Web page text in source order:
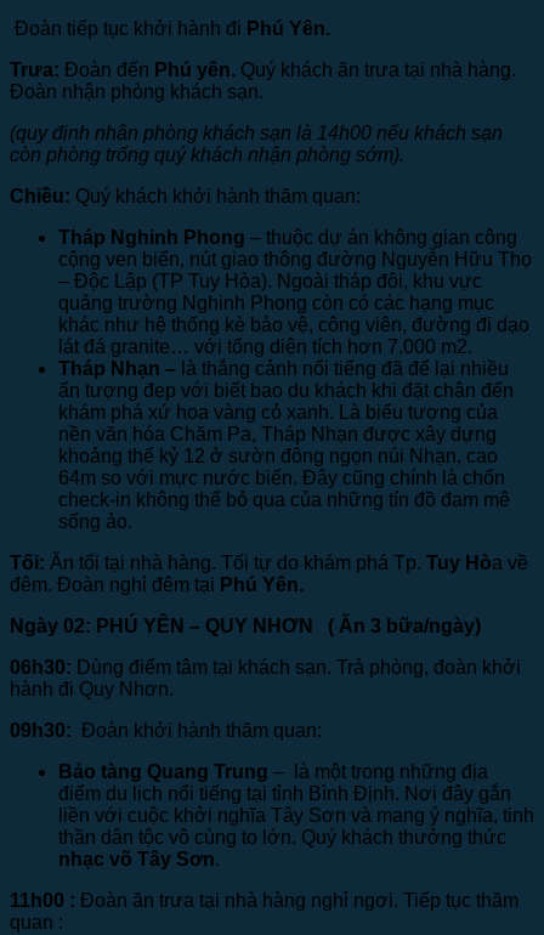
Đoàn tiếp tục khởi hành đi Phú Yên.
Trưa: Đoàn đến Phú yên. Quý khách ăn trưa tại nhà hàng.
Đoàn nhận phòng khách sạn.
(quy định nhận phòng khách sạn là 14h00 nếu khách sạn
còn phòng trống quý khách nhận phòng sớm).
Chiều: Quý khách khởi hành thăm quan:
Tháp Nghinh Phong – thuộc dự án không gian công
cộng ven biển, nút giao thông đường Nguyễn Hữu Thọ
– Độc Lập (TP Tuy Hòa). Ngoài tháp đôi, khu vực
quảng trường Nghinh Phong còn có các hạng mục
khác như hệ thống kè bảo vệ, công viên, đường đi dạo
lát đá granite… với tổng diện tích hơn 7.000 m2.
Tháp Nhạn – là thắng cảnh nổi tiếng đã để lại nhiều
ấn tượng đẹp với biết bao du khách khi đặt chân đến
khám phá xứ hoa vàng cỏ xanh. Là biểu tượng của
nền văn hóa Chăm Pa, Tháp Nhạn được xây dựng
khoảng thế kỷ 12 ở sườn đông ngọn núi Nhạn, cao
64m so với mực nước biển. Đây cũng chính là chốn
check-in không thể bỏ qua của những tín đồ đam mê
sống ảo.
Tối: Ăn tối tại nhà hàng. Tối tự do khám phá Tp. Tuy Hòa về
đêm. Đoàn nghỉ đêm tại Phú Yên.
Ngày 02: PHÚ YÊN – QUY NHƠN ( Ăn 3 bữa/ngày)
06h30: Dùng điểm tâm tại khách sạn. Trả phòng, đoàn khởi
hành đi Quy Nhơn.
09h30: Đoàn khởi hành thăm quan:
Bảo tàng Quang Trung – là một trong những địa
điểm du lịch nổi tiếng tại tỉnh Bình Định. Nơi đây gắn
liền với cuộc khởi nghĩa Tây Sơn và mang ý nghĩa, tinh
thần dân tộc vô cùng to lớn. Quý khách thưởng thức
nhạc võ Tây Sơn.
11h00 : Đoàn ăn trưa tại nhà hàng nghỉ ngơi. Tiếp tục thăm
quan :